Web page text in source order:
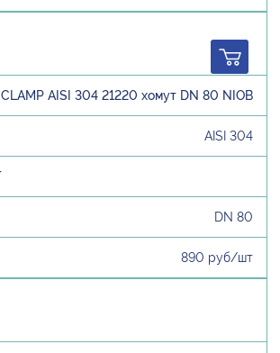
CLAMP AISI 304 21220 хомут DN 80 NIOB
AISI 304
DN 80
890 руб/шт